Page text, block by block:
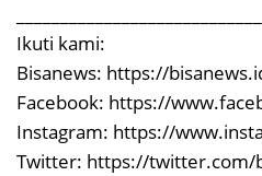
Ikuti kami:
Bisanews: https://
Facebook: https://
Instagram: https://
Twitter: https://twitter.com/